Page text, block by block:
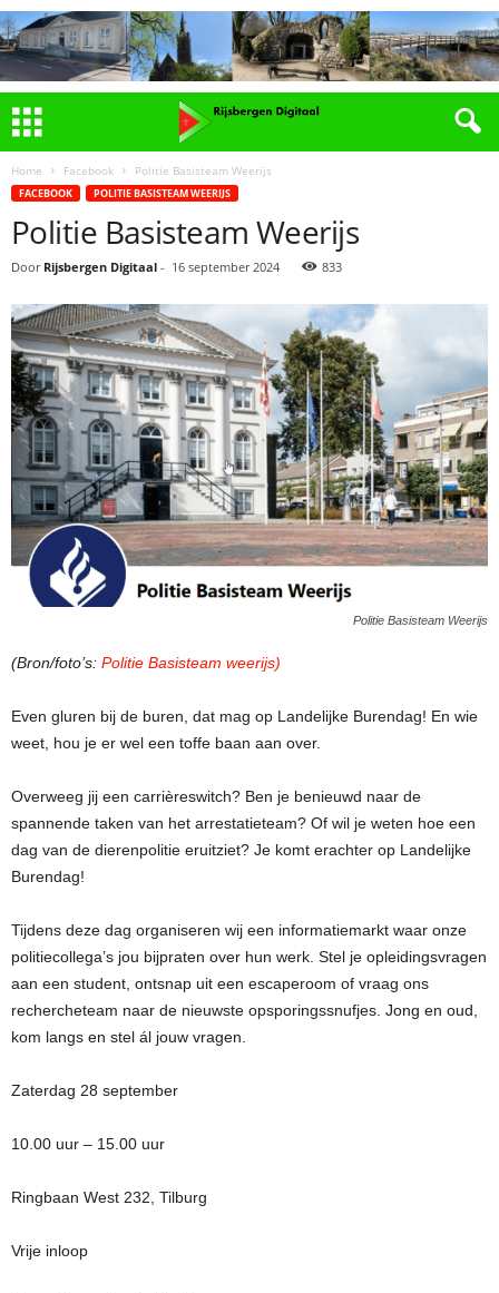
Home Facebook Politie Basisteam Weerijs
FACEBOOK POLITIE BASISTEAM WEERIJS
Politie Basisteam Weerijs
Door Rijsbergen Digitaal - 16 september 2024 833
Politie Basisteam Weerijs
(Bron/foto’s: Politie Basisteam weerijs)
Even gluren bij de buren, dat mag op Landelijke Burendag! En wie
weet, hou je er wel een toffe baan aan over.
Overweeg jij een carrièreswitch? Ben je benieuwd naar de
spannende taken van het arrestatieteam? Of wil je weten hoe een
dag van de dierenpolitie eruitziet? Je komt erachter op Landelijke
Burendag!
Tijdens deze dag organiseren wij een informatiemarkt waar onze
politiecollega’s jou bijpraten over hun werk. Stel je opleidingsvragen
aan een student, ontsnap uit een escaperoom of vraag ons
rechercheteam naar de nieuwste opsporingssnufjes. Jong en oud,
kom langs en stel ál jouw vragen.
Zaterdag 28 september
10.00 uur – 15.00 uur
Ringbaan West 232, Tilburg
Vrije inloop